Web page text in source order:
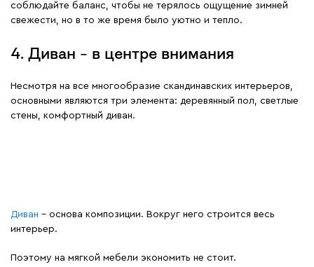
соблюдайте баланс, чтобы не терялось ощущение зимней
свежести, но в то же время было уютно и тепло.
4. Диван – в центре внимания
Несмотря на все многообразие скандинавских интерьеров,
основными являются три элемента: деревянный пол, светлые
стены, комфортный диван.
Диван – основа композиции. Вокруг него строится весь
интерьер.
Поэтому на мягкой мебели экономить не стоит.